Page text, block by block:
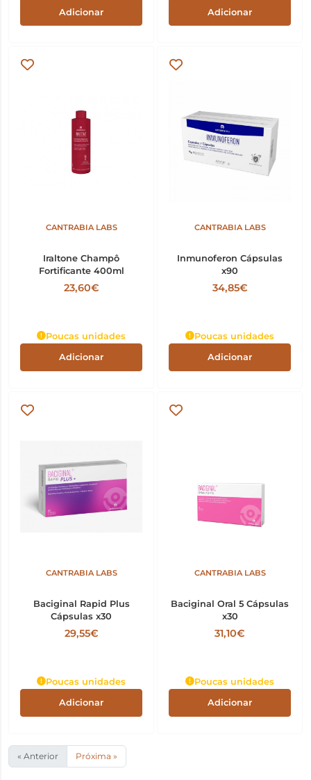
Adicionar Adicionar
CANTRABIA LABS
Iraltone Champô
Fortificante 400ml
23,60€
Poucas unidades
Adicionar
CANTRABIA LABS
Inmunoferon Cápsulas
x90
34,85€
Poucas unidades
Adicionar
CANTRABIA LABS
Baciginal Rapid Plus
Cápsulas x30
29,55€
Poucas unidades
Adicionar
CANTRABIA LABS
Baciginal Oral 5 Cápsulas
x30
31,10€
Poucas unidades
Adicionar
« Anterior Próxima »